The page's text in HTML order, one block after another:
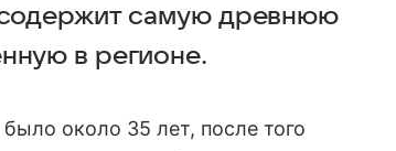
самую древнюю
в регионе.
около 35 лет, после того